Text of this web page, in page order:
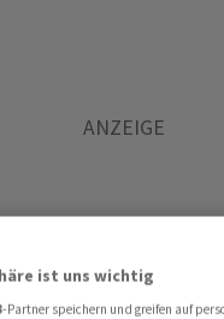
ist uns wichtig
-Partner speichern und greifen auf